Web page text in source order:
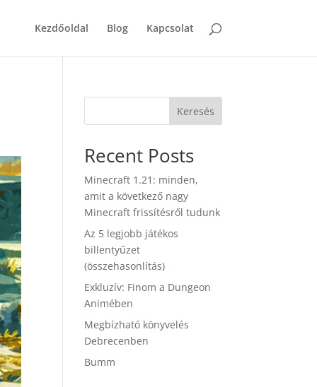
Kezdőoldal Blog Kapcsolat
Keresés
Recent Posts
Minecraft 1.21: minden,
amit a következő nagy
Minecraft frissítésről tudunk
Az 5 legjobb játékos
billentyűzet
(összehasonlítás)
Exkluzív: Finom a Dungeon
Animében
Megbízható könyvelés
Debrecenben
Bumm